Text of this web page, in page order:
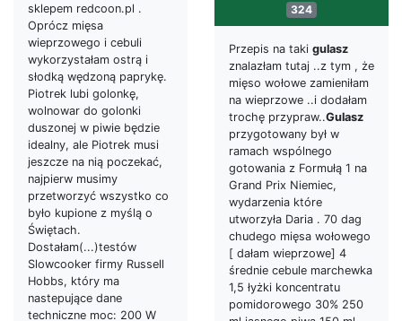
sklepem redcoon.pl .
Oprócz mięsa
wieprzowego i cebuli
wykorzystałam ostrą i
słodką wędzoną paprykę.
Piotrek lubi golonkę,
wolnowar do golonki
duszonej w piwie będzie
idealny, ale Piotrek musi
jeszcze na nią poczekać,
najpierw musimy
przetworzyć wszystko co
było kupione z myślą o
Świętach.
Dostałam(...)testów
Slowcooker firmy Russell
Hobbs, który ma
nastepujące dane
techniczne moc: 200 W
324
Przepis na taki gulasz
znalazłam tutaj ..z tym , że
mięso wołowe zamieniłam
na wieprzowe ..i dodałam
trochę przypraw..Gulasz
przygotowany był w
ramach wspólnego
gotowania z Formułą 1 na
Grand Prix Niemiec,
wydarzenia które
utworzyła Daria . 70 dag
chudego mięsa wołowego
[ dałam wieprzowe] 4
średnie cebule marchewka
1,5 łyżki koncentratu
pomidorowego 30% 250